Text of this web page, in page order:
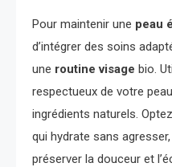
Pour maintenir une peau
d’intégrer des soins
une routine visage bio.
respectueux de votre
ingrédients naturels.
qui hydrate sans
préserver la douceur et